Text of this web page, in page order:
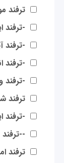
ترفند
-ترفند
-ترفند
-ترفند
-ترفند
ترفند
-ترفند
--ترفند
ترفند